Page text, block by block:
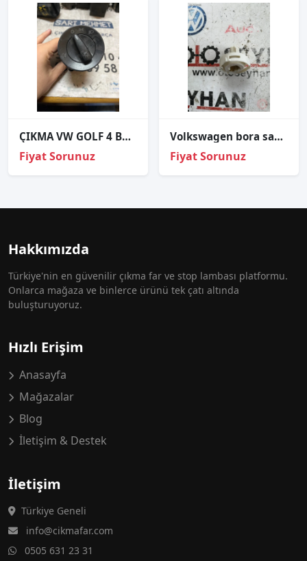
ÇIKMA VW GOLF 4 BK7 1C0941531 BK71C0941531 FAR ANAHTARI
Fiyat Sorunuz
Volkswagen bora sağ ön far duyu
Fiyat Sorunuz
Hakkımızda
Türkiye'nin en güvenilir çıkma far ve stop lambası platformu.
Onlarca mağaza ve binlerce ürünü tek çatı altında
buluşturuyoruz.
Hızlı Erişim
Anasayfa
Mağazalar
Blog
İletişim & Destek
İletişim
Türkiye Geneli
info@cikmafar.com
0505 631 23 31